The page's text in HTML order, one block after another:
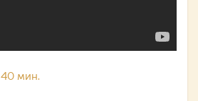
40 мин.